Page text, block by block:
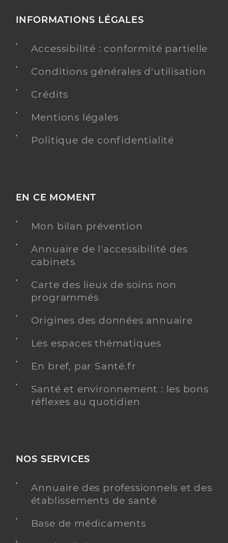
INFORMATIONS LÉGALES
Accessibilité : conformité partielle
Conditions générales d'utilisation
Crédits
Mentions légales
Politique de confidentialité
EN CE MOMENT
Mon bilan prévention
Annuaire de l'accessibilité des
cabinets
Carte des lieux de soins non
programmés
Origines des données annuaire
Les espaces thématiques
En bref, par Santé.fr
Santé et environnement : les bons
réflexes au quotidien
NOS SERVICES
Annuaire des professionnels et des
établissements de santé
Base de médicaments